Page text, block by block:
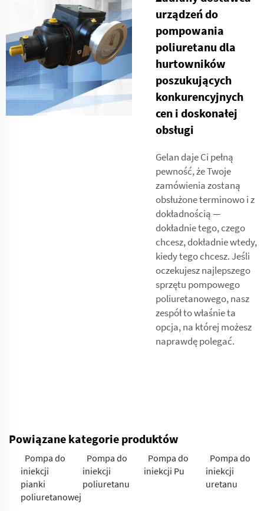
urządzeń do
pompowania
poliuretanu dla
hurtowników
poszukujących
konkurencyjnych
cen i doskonałej
obsługi
Gelan daje Ci pełną
pewność, że Twoje
zamówienia zostaną
obsłużone terminowo i z
dokładnością —
dokładnie tego, czego
chcesz, dokładnie wtedy,
kiedy tego chcesz. Jeśli
oczekujesz najlepszego
sprzętu pompowego
poliuretanowego, nasz
zespół to właśnie ta
opcja, na której możesz
naprawdę polegać.
Powiązane kategorie produktów
Pompa do
iniekcji
pianki
poliuretanowej
Pompa do
iniekcji
poliuretanu
Pompa do
iniekcji Pu
Pompa do
iniekcji
uretanu